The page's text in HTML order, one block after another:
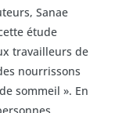
Sanae
étude
travailleurs de
nourrissons
sommeil ». En